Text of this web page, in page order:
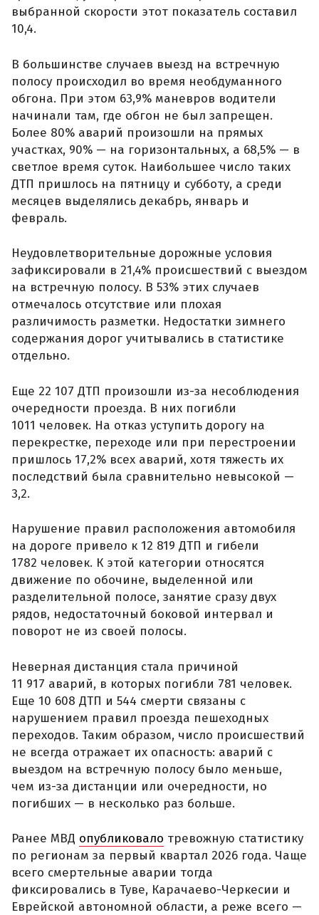
выбранной скорости этот показатель составил
10,4.
В большинстве случаев выезд на встречную
полосу происходил во время необдуманного
обгона. При этом 63,9% маневров водители
начинали там, где обгон не был запрещен.
Более 80% аварий произошли на прямых
участках, 90% — на горизонтальных, а 68,5% — в
светлое время суток. Наибольшее число таких
ДТП пришлось на пятницу и субботу, а среди
месяцев выделялись декабрь, январь и
февраль.
Неудовлетворительные дорожные условия
зафиксировали в 21,4% происшествий с выездом
на встречную полосу. В 53% этих случаев
отмечалось отсутствие или плохая
различимость разметки. Недостатки зимнего
содержания дорог учитывались в статистике
отдельно.
Еще 22 107 ДТП произошли из-за несоблюдения
очередности проезда. В них погибли
1011 человек. На отказ уступить дорогу на
перекрестке, переходе или при перестроении
пришлось 17,2% всех аварий, хотя тяжесть их
последствий была сравнительно невысокой —
3,2.
Нарушение правил расположения автомобиля
на дороге привело к 12 819 ДТП и гибели
1782 человек. К этой категории относятся
движение по обочине, выделенной или
разделительной полосе, занятие сразу двух
рядов, недостаточный боковой интервал и
поворот не из своей полосы.
Неверная дистанция стала причиной
11 917 аварий, в которых погибли 781 человек.
Еще 10 608 ДТП и 544 смерти связаны с
нарушением правил проезда пешеходных
переходов. Таким образом, число происшествий
не всегда отражает их опасность: аварий с
выездом на встречную полосу было меньше,
чем из-за дистанции или очередности, но
погибших — в несколько раз больше.
Ранее МВД опубликовало тревожную статистику
по регионам за первый квартал 2026 года. Чаще
всего смертельные аварии тогда
фиксировались в Туве, Карачаево-Черкесии и
Еврейской автономной области, а реже всего —